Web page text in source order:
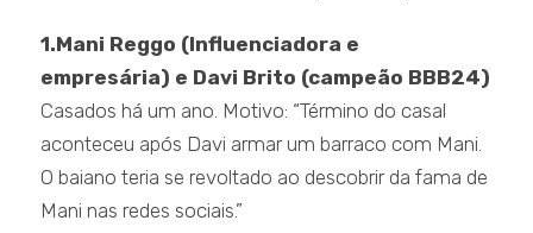
1.Mani Reggo (Influenciadora e
empresária) e Davi Brito (campeão BBB24)
Casados há um ano. Motivo: “Término do casal
aconteceu após Davi armar um barraco com Mani.
O baiano teria se revoltado ao descobrir da fama de
Mani nas redes sociais.”